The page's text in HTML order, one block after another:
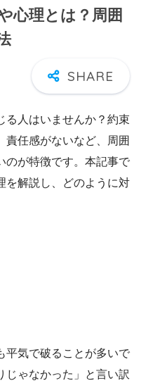
心理とは？周囲
る人はいませんか？約束
責任感がないなど、周囲
のが特徴です。本記事で
を解説し、どのように対
平気で破ることが多いで
じゃなかった」と言い訳